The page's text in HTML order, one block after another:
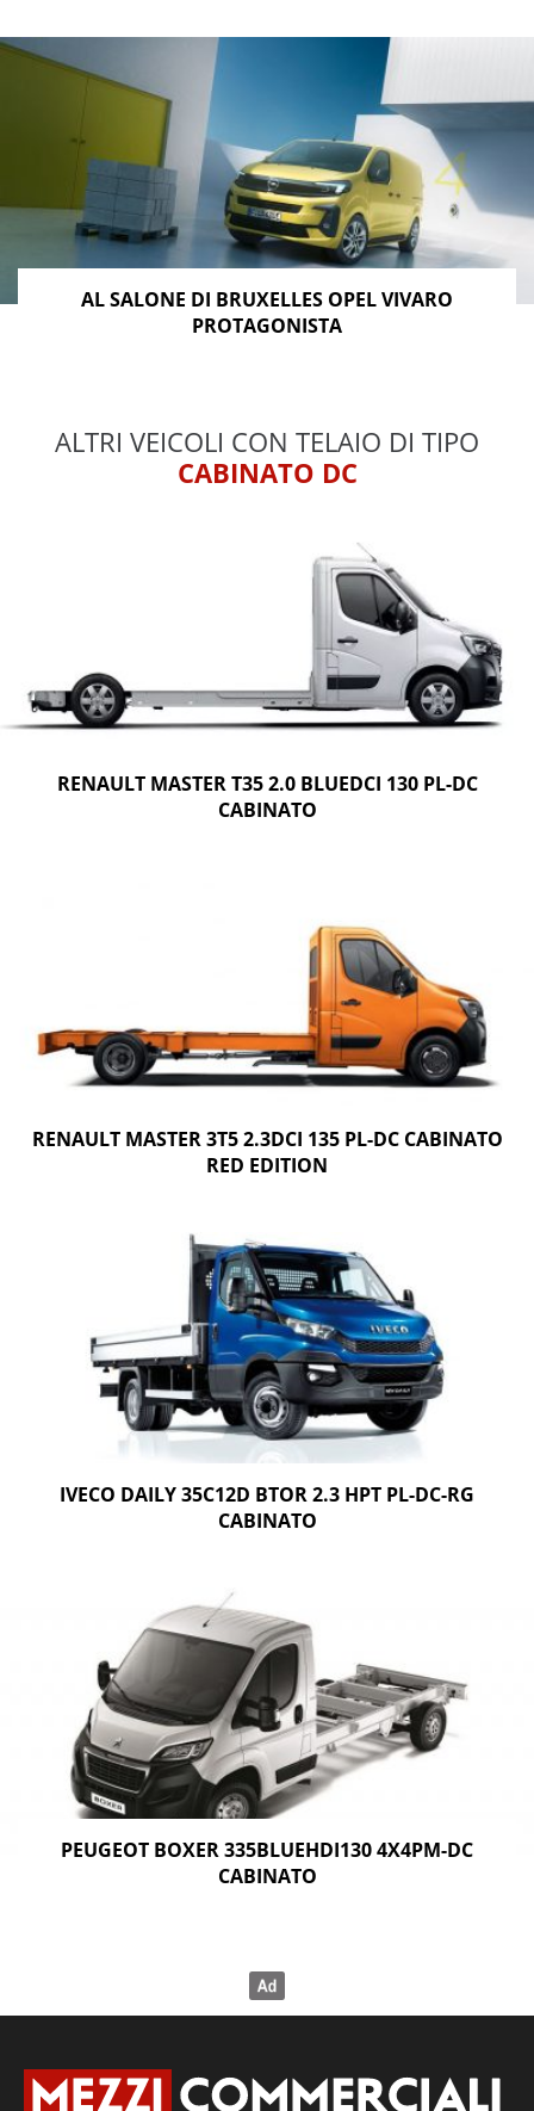
AL SALONE DI BRUXELLES OPEL VIVARO
PROTAGONISTA
ALTRI VEICOLI CON TELAIO DI TIPO
CABINATO DC
RENAULT MASTER T35 2.0 BLUEDCI 130 PL-DC
CABINATO
RENAULT MASTER 3T5 2.3DCI 135 PL-DC CABINATO
RED EDITION
IVECO DAILY 35C12D BTOR 2.3 HPT PL-DC-RG
CABINATO
PEUGEOT BOXER 335BLUEHDI130 4X4PM-DC
CABINATO